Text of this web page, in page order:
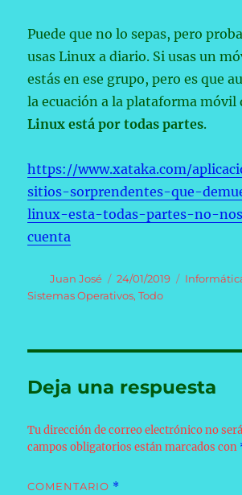
Puede que no lo sepas, pero
usas Linux a diario. Si usas un
estás en ese grupo, pero es que
la ecuación a la plataforma móvil
Linux está por todas partes.
https://www.xataka.com/
sitios-sorprendentes-que-
linux-esta-todas-partes-no-
cuenta
Autor
Juan José
Publicado
el
24/01/2019 Categorías
Sistemas Operativos,Todo
Deja una respuesta
Tu dirección de correo electrónico no
campos obligatorios están marcados con
COMENTARIO *